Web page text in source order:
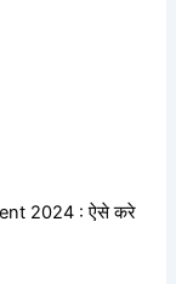
2024 : ऐसे करे